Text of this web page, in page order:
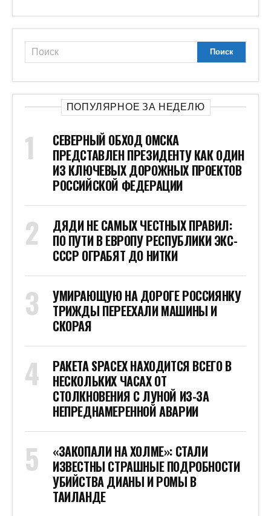
ПОПУЛЯРНОЕ ЗА НЕДЕЛЮ
СЕВЕРНЫЙ ОБХОД ОМСКА
ПРЕДСТАВЛЕН ПРЕЗИДЕНТУ КАК ОДИН
ИЗ КЛЮЧЕВЫХ ДОРОЖНЫХ ПРОЕКТОВ
РОССИЙСКОЙ ФЕДЕРАЦИИ
ДЯДИ НЕ САМЫХ ЧЕСТНЫХ ПРАВИЛ:
ПО ПУТИ В ЕВРОПУ РЕСПУБЛИКИ ЭКС-
СССР ОГРАБЯТ ДО НИТКИ
УМИРАЮЩУЮ НА ДОРОГЕ РОССИЯНКУ
ТРИЖДЫ ПЕРЕЕХАЛИ МАШИНЫ И
СКОРАЯ
РАКЕТА SPACEX НАХОДИТСЯ ВСЕГО В
НЕСКОЛЬКИХ ЧАСАХ ОТ
СТОЛКНОВЕНИЯ С ЛУНОЙ ИЗ-ЗА
НЕПРЕДНАМЕРЕННОЙ АВАРИИ
«ЗАКОПАЛИ НА ХОЛМЕ»: СТАЛИ
ИЗВЕСТНЫ СТРАШНЫЕ ПОДРОБНОСТИ
УБИЙСТВА ДИАНЫ И РОМЫ В
ТАИЛАНДЕ